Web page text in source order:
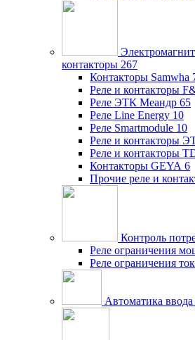
контакторы 267
Контакторы Samwha
Реле и контакторы
Реле ЭТК Меандр 65
Реле Line Energy 10
Реле Smartmodule 10
Реле и контакторы
Реле и контакторы
Контакторы GEYA 6
Прочие реле и
Контроль
Реле ограничения
Реле ограничения
Автоматика ввода